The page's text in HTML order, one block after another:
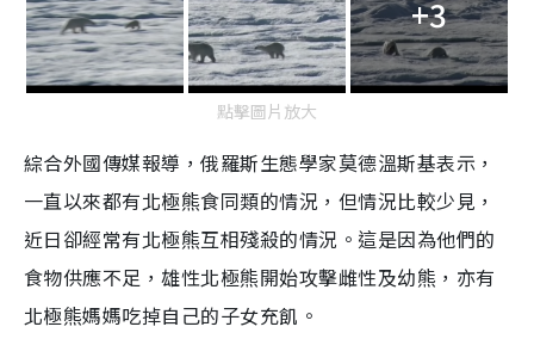
+3
點擊圖片放大
綜合外國傳媒報導，俄羅斯生態學家莫德溫斯基表示，
一直以來都有北極熊食同類的情況，但情況比較少見，
近日卻經常有北極熊互相殘殺的情況。這是因為他們的
食物供應不足，雄性北極熊開始攻擊雌性及幼熊，亦有
北極熊媽媽吃掉自己的子女充飢。